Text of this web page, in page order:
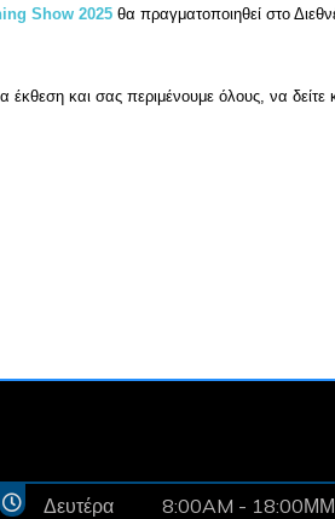
Show 2025 θα πραγματοποιηθεί στο
και σας περιμένουμε όλους, να δείτε
Δευτέρα 8:00AM - 18:00ΜΜ